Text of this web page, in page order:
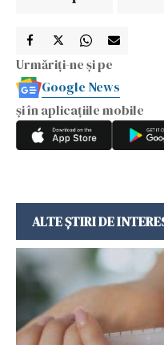
Urmăriți-ne și pe
Google News
și în aplicațiile mobile
ALTE ȘTIRI DE